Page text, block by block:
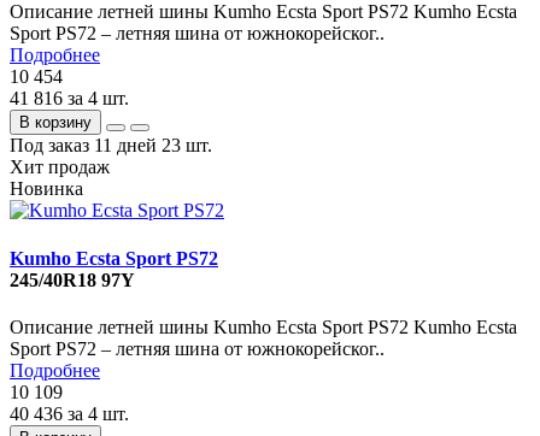
Описание летней шины Kumho Ecsta Sport PS72 Kumho Ecsta
Sport PS72 – летняя шина от южнокорейског..
Подробнее
10 454
41 816 за 4 шт.
В корзину
Под заказ 11 дней 23 шт.
Хит продаж
Новинка
Kumho Ecsta Sport PS72
245/40R18 97Y
Описание летней шины Kumho Ecsta Sport PS72 Kumho Ecsta
Sport PS72 – летняя шина от южнокорейског..
Подробнее
10 109
40 436 за 4 шт.